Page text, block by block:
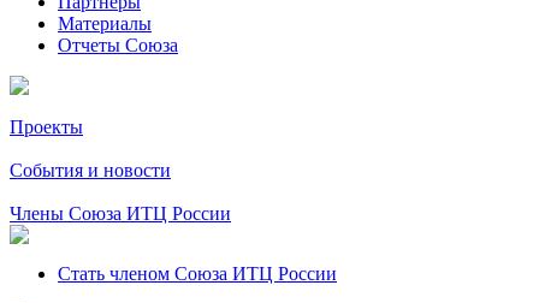
Материалы
Отчеты Союза
Проекты
События и новости
Члены Союза ИТЦ России
Стать членом Союза ИТЦ России